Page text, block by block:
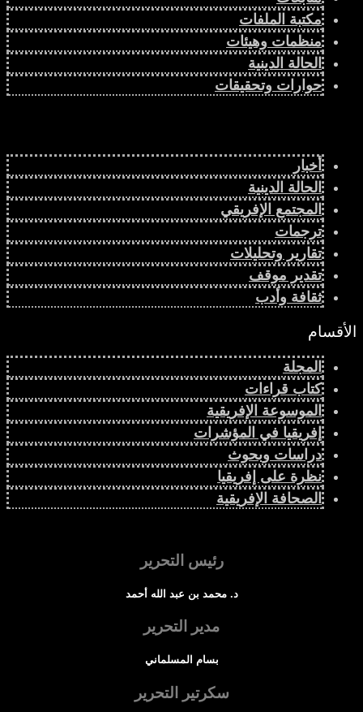
مكتبة الملفات
منظمات وهيئات
الحالة الدينية
حوارات وتحقيقات
أخبار
الحالة الدينية
المجتمع الإفريقي
ترجمات
تقارير وتحليلات
تقدير موقف
ثقافة وأدب
الأقسام
المجلة
كتاب قراءات
الموسوعة الإفريقية
إفريقيا في المؤشرات
دراسات وبحوث
نظرة على إفريقيا
الصحافة الإفريقية
رئيس التحرير
د. محمد بن عبد الله أحمد
مدير التحرير
بسام المسلماني
سكرتير التحرير